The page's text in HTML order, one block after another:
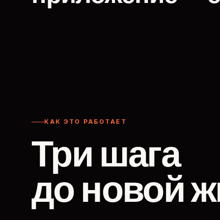
КАК ЭТО РАБОТАЕТ
Три шага
до новой